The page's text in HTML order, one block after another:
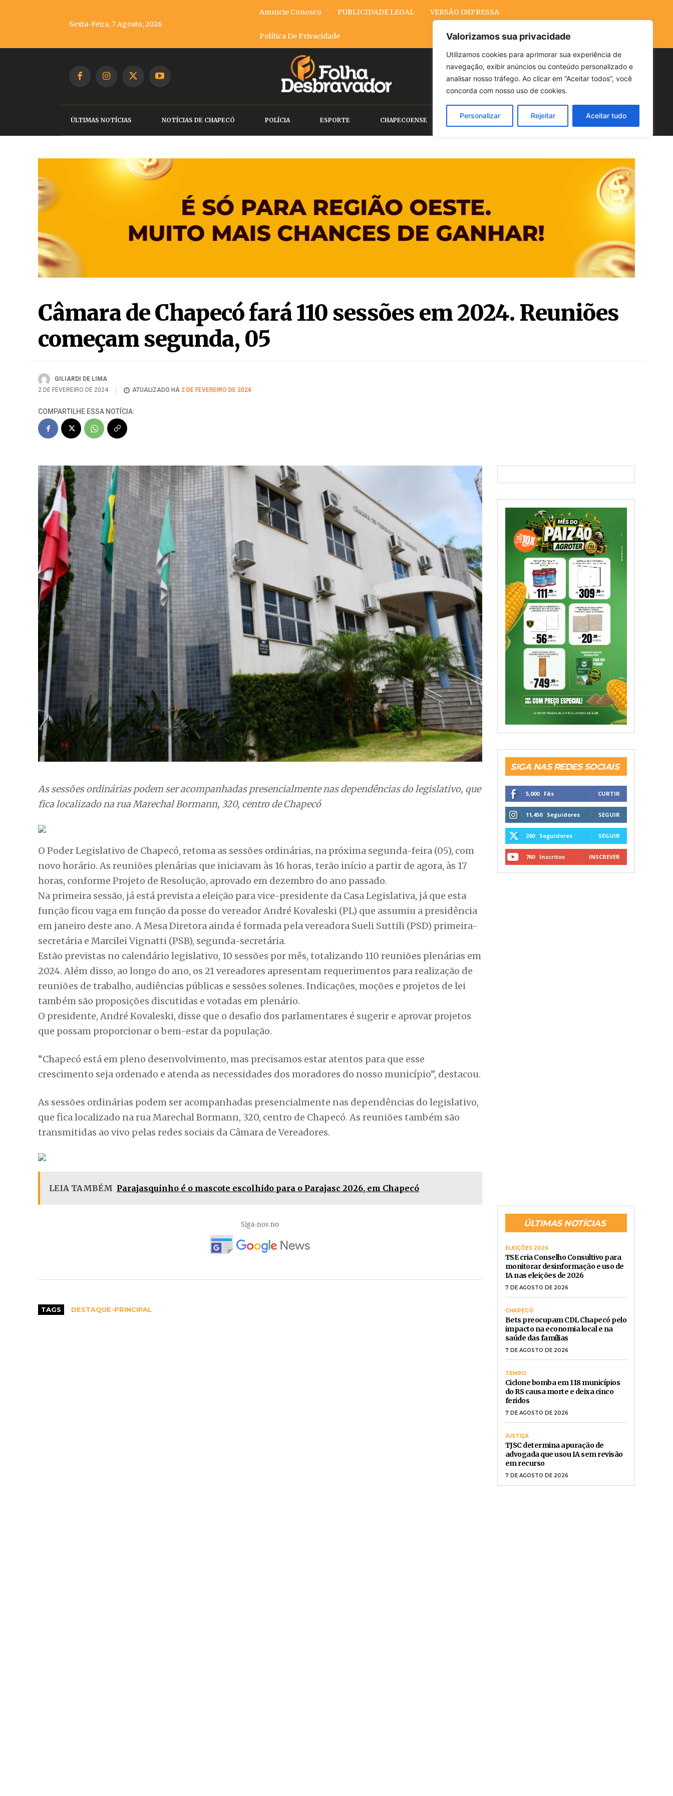
Valorizamos sua privacidade
Utilizamos cookies para aprimorar sua experiência de
navegação, exibir anúncios ou conteúdo personalizado e
analisar nosso tráfego. Ao clicar em “Aceitar todos”, você
concorda com nosso uso de cookies.
Personalizar Rejeitar Aceitar tudo
Sexta-Feira, 7 Agosto, 2026
Anuncie Conosco PUBLICIDADE LEGAL VERSÃO IMPRESSA
Política De Privacidade
Buscar
ÚLTIMAS NOTÍCIAS NOTÍCIAS DE CHAPECÓ POLÍCIA ESPORTE CHAPECOENSE POLÍTICA CLIMA ECONOMIA
Câmara de Chapecó fará 110 sessões em 2024. Reuniões
começam segunda, 05
GILIARDI DE LIMA
2 DE FEVEREIRO DE 2024
ATUALIZADO HÁ 2 DE FEVEREIRO DE 2024
COMPARTILHE ESSA NOTÍCIA:
As sessões ordinárias podem ser acompanhadas presencialmente nas dependências do legislativo, que
fica localizado na rua Marechal Bormann, 320, centro de Chapecó
O Poder Legislativo de Chapecó, retoma as sessões ordinárias, na próxima segunda-feira (05), com
novo horário. As reuniões plenárias que iniciavam às 16 horas, terão início a partir de agora, às 17
Na primeira sessão, já está prevista a eleição para vice-presidente da Casa Legislativa, já que esta
função ficou vaga em função da posse do vereador André Kovaleski (PL) que assumiu a presidência
secretária e Marcilei Vignatti (PSB), segunda-secretária.
Estão previstas no calendário legislativo, 10 sessões por mês, totalizando 110 reuniões plenárias em
2024. Além disso, ao longo do ano, os 21 vereadores apresentam requerimentos para realização de
reuniões de trabalho, audiências públicas e sessões solenes. Indicações, moções e projetos de lei
também são proposições discutidas e votadas em plenário.
O presidente, André Kovaleski, disse que o desafio dos parlamentares é sugerir e aprovar projetos
que possam proporcionar o bem-estar da população.
“Chapecó está em pleno desenvolvimento, mas precisamos estar atentos para que esse
crescimento seja ordenado e atenda as necessidades dos moradores do nosso município”, destacou.
As sessões ordinárias podem ser acompanhadas presencialmente nas dependências do legislativo,
que fica localizado na rua Marechal Bormann, 320, centro de Chapecó. As reuniões também são
transmitidas ao vivo pelas redes sociais da Câmara de Vereadores.
LEIA TAMBÉM Parajasquinho é o mascote escolhido para o Parajasc 2026, em Chapecó
Siga-nos no
SIGA NAS REDES SOCIAIS
5,000 Fãs CURTIR
11,450 Seguidores SEGUIR
260 Seguidores SEGUIR
Bets preocupam CDL Chapecó pelo
impacto na economia local e na
saúde das famílias
TEMPO
Ciclone bomba em 118 municípios
do RS causa morte e deixa cinco
feridos
JUSTIÇA
TJSC determina apuração de
advogada que usou IA sem revisão
em recurso